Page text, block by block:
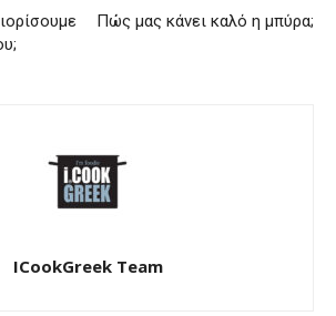
Πώς μας κάνει καλό η μπύρα;
ICookGreek Team